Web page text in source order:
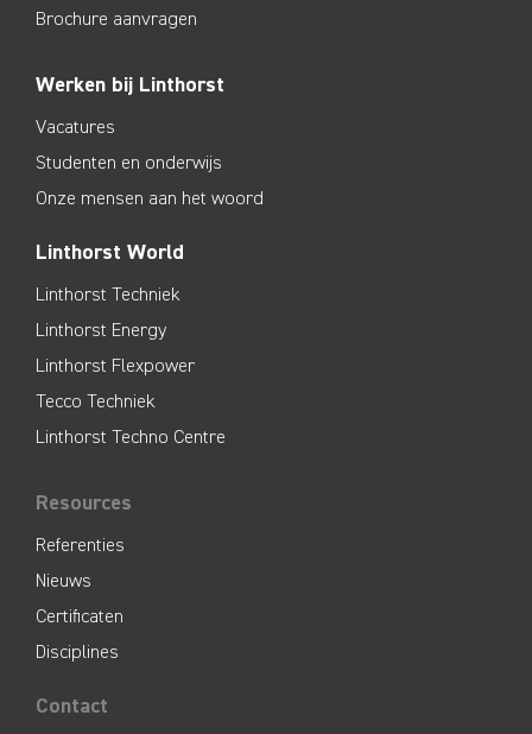
Brochure aanvragen
Werken bij Linthorst
Vacatures
Studenten en onderwijs
Onze mensen aan het woord
Linthorst World
Linthorst Techniek
Linthorst Energy
Linthorst Flexpower
Tecco Techniek
Linthorst Techno Centre
Resources
Referenties
Nieuws
Certificaten
Disciplines
Contact